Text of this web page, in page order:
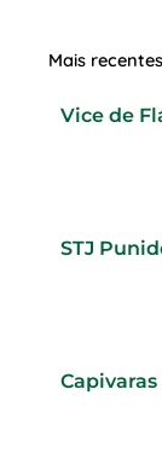
Mais recentes
Vice de
STJ